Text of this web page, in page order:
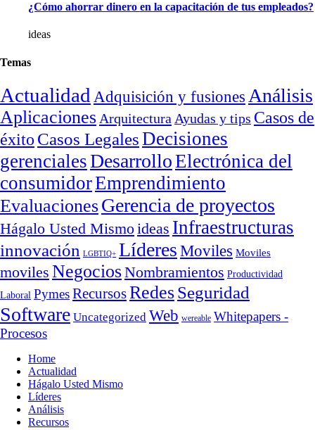
¿Cómo ahorrar dinero en la capacitación de tus empleados?
ideas
Temas
Actualidad Adquisición y fusiones Análisis
Aplicaciones Arquitectura Ayudas y tips Casos de
éxito Casos LegalesDecisiones
gerencialesDesarrolloElectrónica del
consumidorEmprendimiento
EvaluacionesGerencia de proyectos
Hágalo Usted Mismoideas Infraestructuras
innovación LGBTIQ+ LíderesMoviles Moviles
moviles NegociosNombramientos Productividad
Laboral PymesRecursosRedesSeguridad
Software Uncategorized Web wereable Whitepapers -
Procesos
Home
Actualidad
Hágalo Usted Mismo
Líderes
Análisis
Recursos